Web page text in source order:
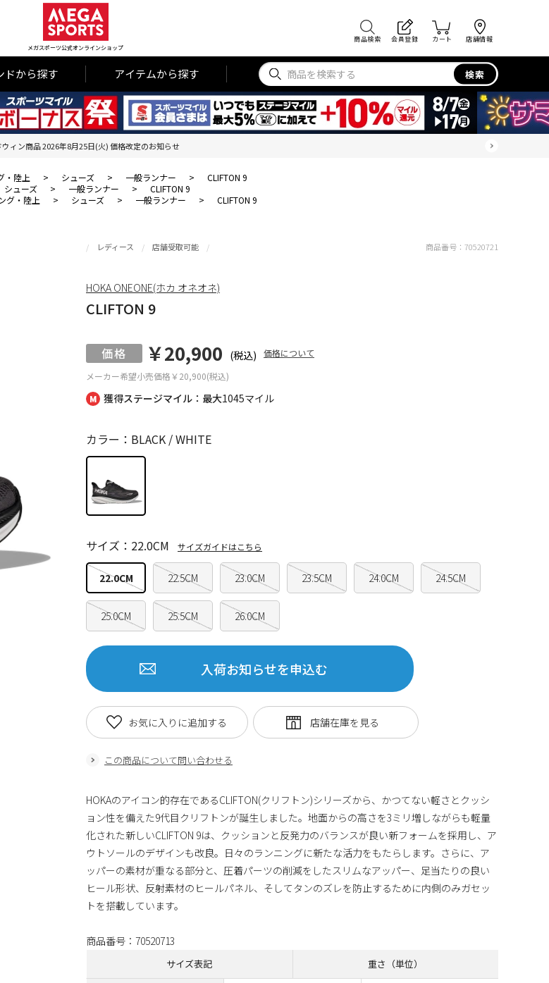
メガスポーツ公式オンラインショップ
商品検索 会員登録 カート 店舗情報
ドから探す アイテムから探す 検索
ウィン商品 2026年8月25日(火) 価格改定のお知らせ
・陸上 > シューズ > 一般ランナー >
CLIFTON 9
シューズ > 一般ランナー >
CLIFTON 9
グ・陸上 > シューズ > 一般ランナー > CLIFTON 9
獲得ステージマイル：最大1045マイル
レディース 店舗受取可能
CLIFTON 9
メーカー希望小売価格￥20,900(税込)
￥20,900 (税込) 価格について
カラー：BLACK / WHITE
22.0CM 22.5CM 23.0CM 23.5CM 24.0CM 24.5CM
25.0CM 25.5CM 26.0CM
サイズ：22.0CM サイズガイドはこちら
入荷お知らせを申込む
この商品について問い合わせる
お気に入りに追加する
商品番号： 70520721
HOKA ONEONE(ホカ オネオネ)
HOKAのアイコン的存在であるCLIFTON(クリフトン)シリーズから、かつてない軽さとクッシ
ョン性を備えた9代目クリフトンが誕生しました。地面からの高さを3ミリ増しながらも軽量
化された新しいCLIFTON 9は、クッションと反発力のバランスが良い新フォームを採用し、ア
ウトソールのデザインも改良。日々のランニングに新たな活力をもたらします。さらに、ア
ッパーの素材が重なる部分と、圧着パーツの削減をしたスリムなアッパー、足当たりの良い
ヒール形状、反射素材のヒールパネル、そしてタンのズレを防止するために内側のみガセッ
トを搭載しています。
商品番号：70520713
サイズ表記 重さ（単位）